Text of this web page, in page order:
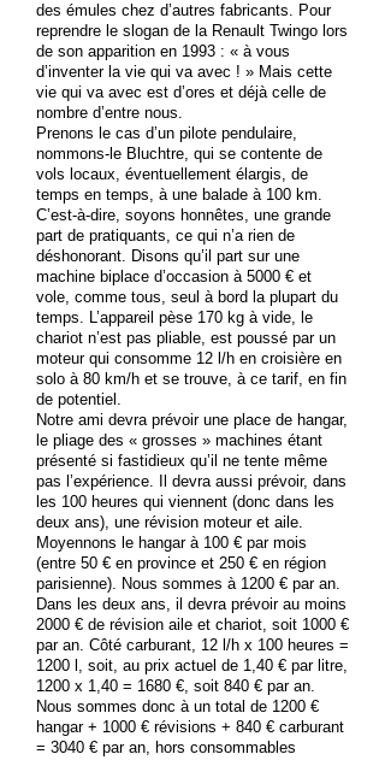
des émules chez d’autres fabricants. Pour
reprendre le slogan de la Renault Twingo lors
de son apparition en 1993 : « à vous
d’inventer la vie qui va avec ! » Mais cette
vie qui va avec est d’ores et déjà celle de
nombre d’entre nous.
Prenons le cas d’un pilote pendulaire,
nommons-le Bluchtre, qui se contente de
vols locaux, éventuellement élargis, de
temps en temps, à une balade à 100 km.
C’est-à-dire, soyons honnêtes, une grande
part de pratiquants, ce qui n’a rien de
déshonorant. Disons qu’il part sur une
machine biplace d’occasion à 5000 € et
vole, comme tous, seul à bord la plupart du
temps. L’appareil pèse 170 kg à vide, le
chariot n’est pas pliable, est poussé par un
moteur qui consomme 12 l/h en croisière en
solo à 80 km/h et se trouve, à ce tarif, en fin
de potentiel.
Notre ami devra prévoir une place de hangar,
le pliage des « grosses » machines étant
présenté si fastidieux qu’il ne tente même
pas l’expérience. Il devra aussi prévoir, dans
les 100 heures qui viennent (donc dans les
deux ans), une révision moteur et aile.
Moyennons le hangar à 100 € par mois
(entre 50 € en province et 250 € en région
parisienne). Nous sommes à 1200 € par an.
Dans les deux ans, il devra prévoir au moins
2000 € de révision aile et chariot, soit 1000 €
par an. Côté carburant, 12 l/h x 100 heures =
1200 l, soit, au prix actuel de 1,40 € par litre,
1200 x 1,40 = 1680 €, soit 840 € par an.
Nous sommes donc à un total de 1200 €
hangar + 1000 € révisions + 840 € carburant
= 3040 € par an, hors consommables